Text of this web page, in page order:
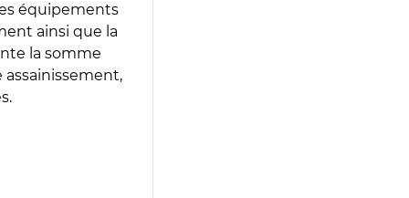
équipements
ainsi que la
la somme